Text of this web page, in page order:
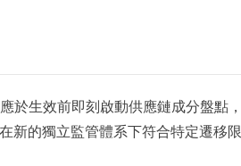
於生效前即刻啟動供應鏈成分盤點
新的獨立監管體系下符合特定遷移